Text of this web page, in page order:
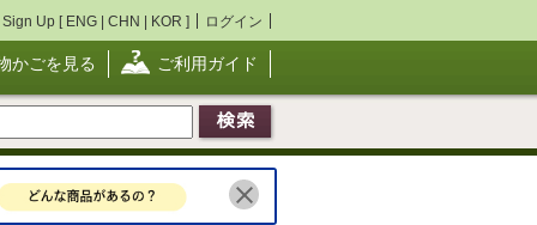
Sign Up [ ENG | CHN | KOR ] ログイン
かごを見る ご利用ガイド